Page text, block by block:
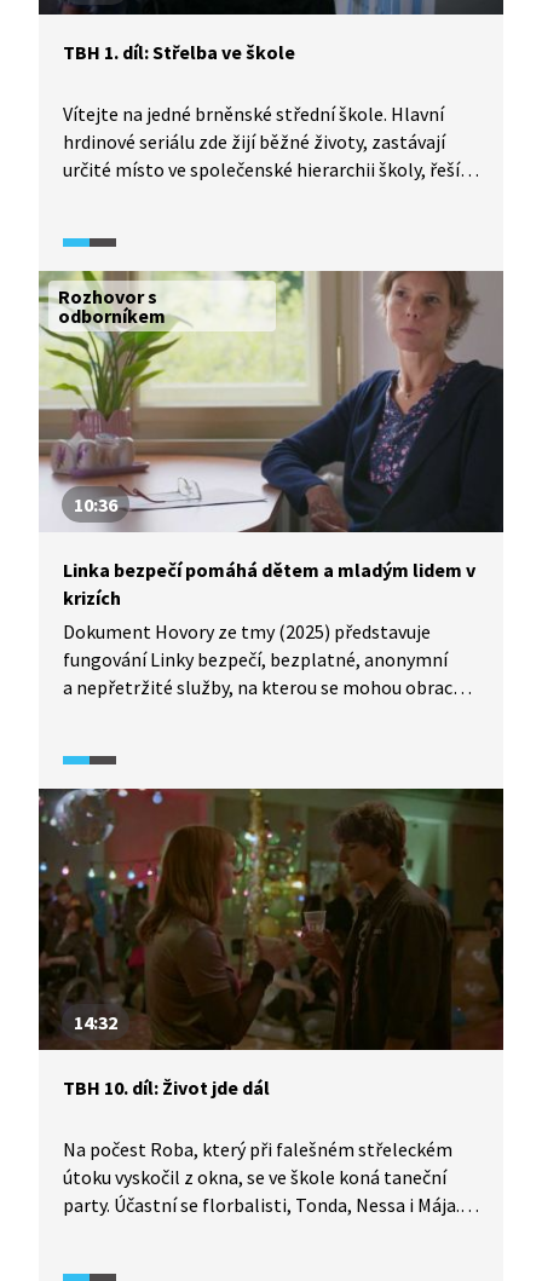
TBH 1. díl: Střelba ve škole
Vítejte na jedné brněnské střední škole. Hlavní
hrdinové seriálu zde žijí běžné životy, zastávají
určité místo ve společenské hierarchii školy, řeší
dojde přímo ve škole ke střelbě. Bude někdo
zraněn? Kdo je viník? A kdo oběť? A proč k tomu
všemu došlo?
Rozhovor s
odborníkem
10:36
Linka bezpečí pomáhá dětem a mladým lidem v
krizích
Dokument Hovory ze tmy (2025) představuje
fungování Linky bezpečí, bezplatné, anonymní
a nepřetržité služby, na kterou se mohou obracet
vysvětluje, jak linka funguje v praxi, na jaká témata
se zaměřuje a proč je klíčová anonymita a důvěra.
Zmiňuje i nejčastější důvody volání – problémy
ve škole, rodině a vztazích – a také výrazný nárůst
hovorů spojených s psychickými obtížemi.
14:32
TBH 10. díl: Život jde dál
Na počest Roba, který při falešném střeleckém
útoku vyskočil z okna, se ve škole koná taneční
party. Účastní se florbalisti, Tonda, Nessa i Mája.